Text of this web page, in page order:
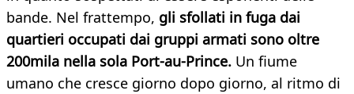
bande. Nel frattempo, gli sfollati in fuga dai
quartieri occupati dai gruppi armati sono oltre
200mila nella sola Port-au-Prince. Un fiume
umano che cresce giorno dopo giorno, al ritmo di